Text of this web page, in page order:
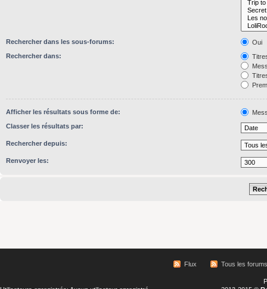
Rechercher dans les sous-forums:
Oui
Rechercher dans:
Afficher les résultats sous forme de:
Classer les résultats par:
Rechercher depuis:
Renvoyer les:
Flux Tous les forums